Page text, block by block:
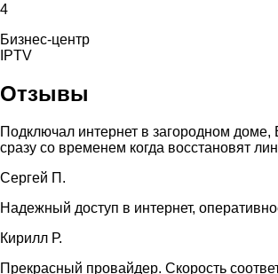
4
Бизнес-центр
IPTV
Отзывы
Подключал интернет в загородном
сразу со временем когда восстановят
Сергей П.
Надежный доступ в интернет,
Кирилл Р.
Прекрасный провайдер. Скорость